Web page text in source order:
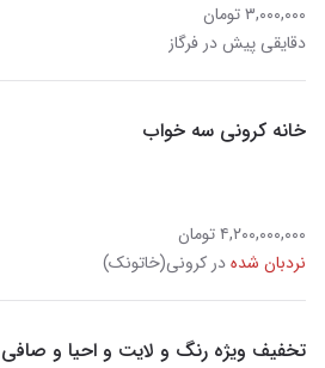
۳,۰۰۰,۰۰۰ تومان
دقایقی پیش در فرگاز
خانه کرونی سه خواب
۴,۲۰۰,۰۰۰,۰۰۰ تومان
نردبان شدهدر کرونی(خاتونک)
تخفیف ویژه رنگ و لایت و احیا و صافی